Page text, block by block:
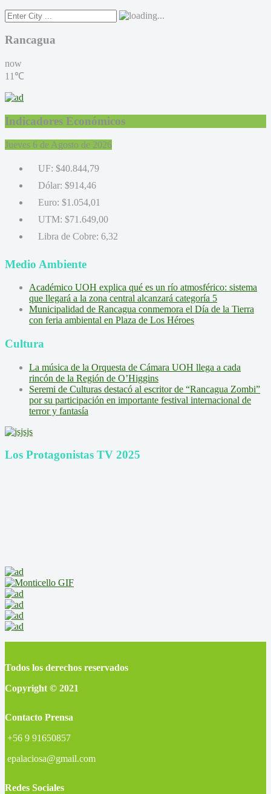
Rancagua
now
11℃
Indicadores Económicos
Jueves 6 de Agosto de 2026
UF: $40.844,79
Dólar: $914,46
Euro: $1.054,01
UTM: $71.649,00
Libra de Cobre: 6,32
Medio Ambiente
Académico UOH explica qué es un río atmosférico: sistema
que llegará a la zona central alcanzará categoría 5
Municipalidad de Rancagua conmemora el Día de la Tierra
con feria ambiental en Plaza de Los Héroes
Cultura
La música de la Orquesta de Cámara UOH llega a cada
rincón de la Región de O’Higgins
Seremi de Culturas destacó al escritor de “Rancagua Zombi”
por su participación en importante festival internacional de
terror y fantasía
Los Protagonistas TV 2025
Todos los derechos reservados
Copyright © 2021
Contacto Prensa
+56 9 91650857
epalaciosa@gmail.com
Redes Sociales